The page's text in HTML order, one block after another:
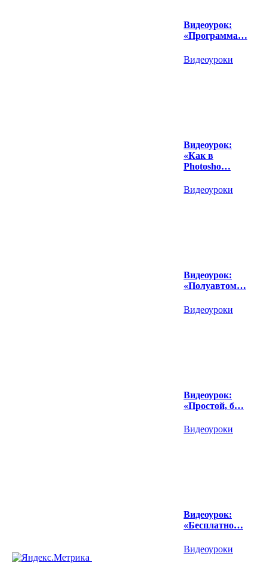
Видеоурок:
«Программа…
Видеоуроки
Видеоурок:
«Как в
Photosho…
Видеоуроки
Видеоурок:
«Полуавтом…
Видеоуроки
Видеоурок:
«Простой, б…
Видеоуроки
Видеоурок:
«Бесплатно…
Видеоуроки